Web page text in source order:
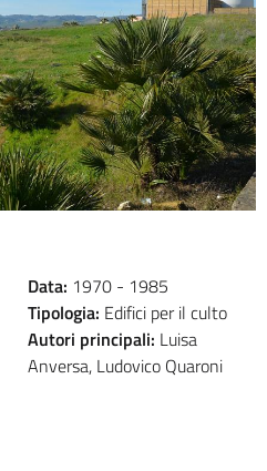
Data: 1970 - 1985
Tipologia: Edifici per il culto
Autori principali:
Anversa, Ludovico Quaroni